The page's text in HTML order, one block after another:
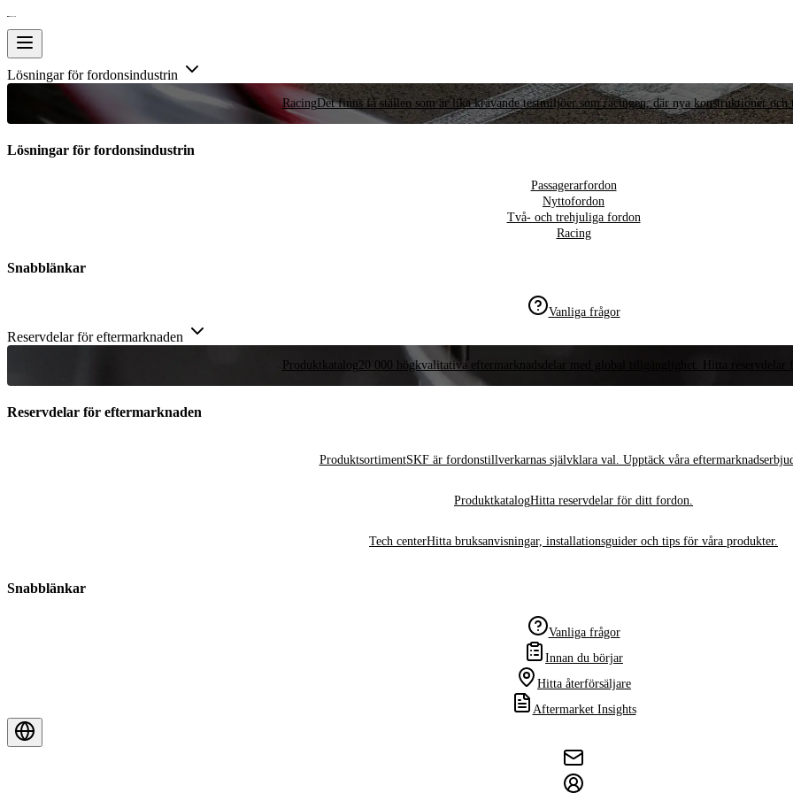
Lösningar för fordonsindustrin
RacingDet finns få ställen som är lika krävande testmiljöer som racingen, där nya konstruktioner och
Lösningar för fordonsindustrin
Passagerarfordon
Nyttofordon
Två- och trehjuliga fordon
Racing
Snabblänkar
Vanliga frågor
Reservdelar för eftermarknaden
Produktkatalog20 000 högkvalitativa eftermarknadsdelar med global tillgänglighet. Hitta reservdelar
Reservdelar för eftermarknaden
ProduktsortimentSKF är fordonstillverkarnas självklara val. Upptäck våra
ProduktkatalogHitta reservdelar för ditt fordon.
Tech centerHitta bruksanvisningar, installationsguider och tips för våra produkter.
Snabblänkar
Vanliga frågor
Innan du börjar
Hitta återförsäljare
Aftermarket Insights